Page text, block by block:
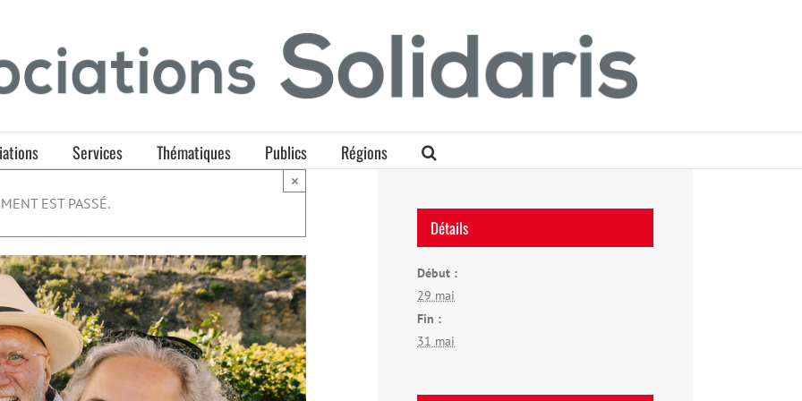
Services Thématiques Publics Régions
EST PASSÉ.
×
Détails
Début :
29 mai
Fin :
31 mai